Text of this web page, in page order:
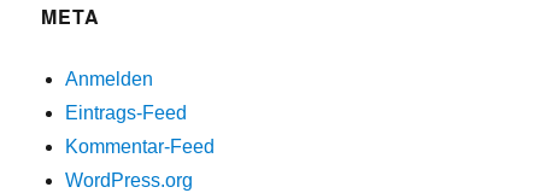
META
Anmelden
Eintrags-Feed
Kommentar-Feed
WordPress.org